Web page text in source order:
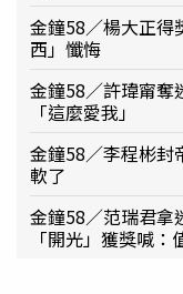
金鐘58／楊大正
西」懺悔
金鐘58／許瑋甯
「這麼愛我」
金鐘58／李程彬
軟了
金鐘58／范瑞君
「開光」獲獎喊：